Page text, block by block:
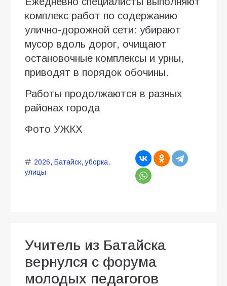
комплекс работ по содержанию
улично-дорожной сети: убирают
мусор вдоль дорог, очищают
остановочные комплексы и урны,
приводят в порядок обочины.
Работы продолжаются в разных
районах города
Фото УЖКХ
2026, Батайск,уборка,
улицы
Учитель из Батайска
вернулся с форума
молодых педагогов